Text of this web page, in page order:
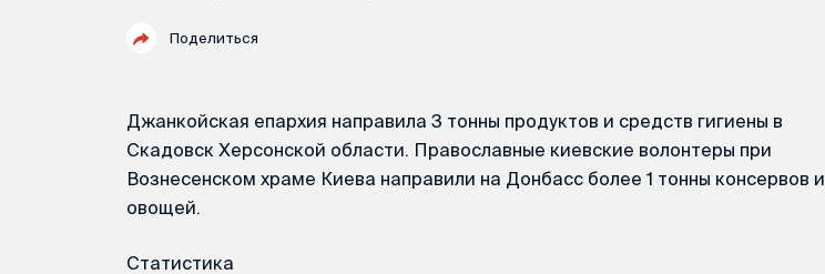
Поделиться
Джанкойская епархия направила 3 тонны продуктов и средств гигиены в
Скадовск Херсонской области. Православные киевские волонтеры при
Вознесенском храме Киева направили на Донбасс более 1 тонны консервов и
овощей.
Статистика